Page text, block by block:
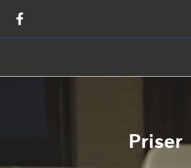
Priser